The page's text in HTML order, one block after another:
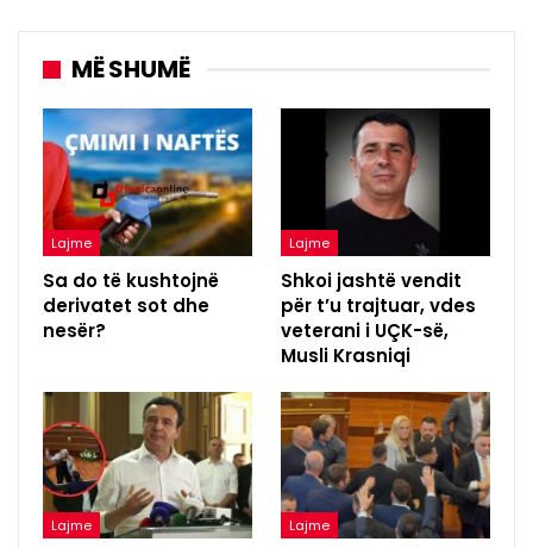
MË SHUMË
Lajme
Sa do të kushtojnë
derivatet sot dhe
nesër?
Lajme
Shkoi jashtë vendit
për t’u trajtuar, vdes
veterani i UÇK-së,
Musli Krasniqi
Lajme Lajme